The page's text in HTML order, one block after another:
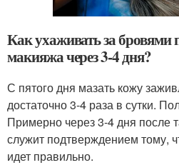
Как ухаживать за бровями
макияжа через 3-4 дня?
С пятого дня мазать кожу
достаточно 3-4 раза в сутки.
Примерно через 3-4 дня после
служит подтверждением тому,
идет правильно.